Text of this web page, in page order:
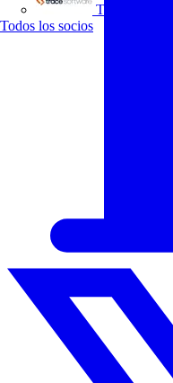
Trace
Todos los socios